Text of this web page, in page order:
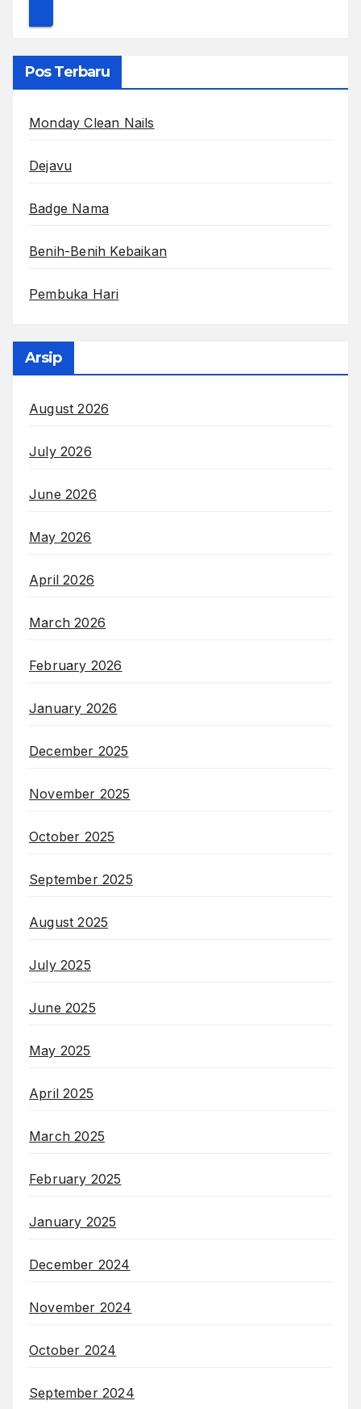
Pos Terbaru
Monday Clean Nails
Dejavu
Badge Nama
Benih-Benih Kebaikan
Pembuka Hari
Arsip
August 2026
July 2026
June 2026
May 2026
April 2026
March 2026
February 2026
January 2026
December 2025
November 2025
October 2025
September 2025
August 2025
July 2025
June 2025
May 2025
April 2025
March 2025
February 2025
January 2025
December 2024
November 2024
October 2024
September 2024